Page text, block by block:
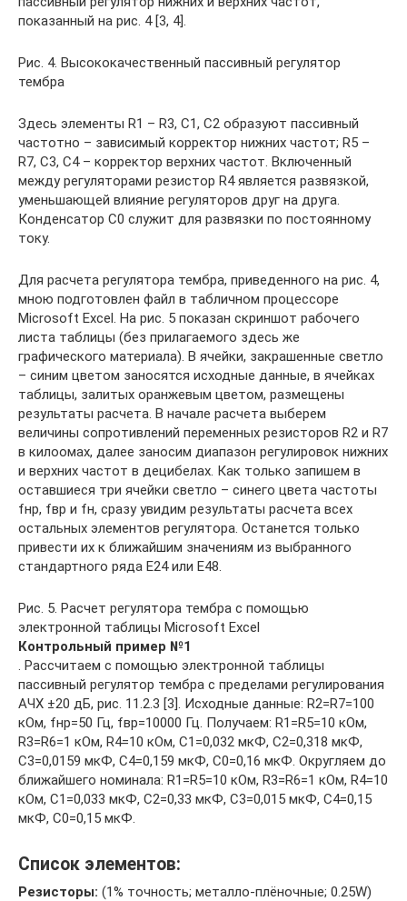
показанный на рис. 4 [3, 4].
Рис. 4. Высококачественный пассивный регулятор
тембра
Здесь элементы R1 – R3, C1, C2 образуют пассивный
частотно – зависимый корректор нижних частот; R5 –
R7, C3, C4 – корректор верхних частот. Включенный
между регуляторами резистор R4 является развязкой,
уменьшающей влияние регуляторов друг на друга.
Конденсатор C0 служит для развязки по постоянному
току.
Для расчета регулятора тембра, приведенного на рис. 4,
мною подготовлен файл в табличном процессоре
Microsoft Excel. На рис. 5 показан скриншот рабочего
листа таблицы (без прилагаемого здесь же
графического материала). В ячейки, закрашенные светло
– синим цветом заносятся исходные данные, в ячейках
таблицы, залитых оранжевым цветом, размещены
результаты расчета. В начале расчета выберем
величины сопротивлений переменных резисторов R2 и R7
в килоомах, далее заносим диапазон регулировок нижних
и верхних частот в децибелах. Как только запишем в
оставшиеся три ячейки светло – синего цвета частоты
fнр, fвр и fн, сразу увидим результаты расчета всех
остальных элементов регулятора. Останется только
привести их к ближайшим значениям из выбранного
стандартного ряда Е24 или Е48.
Рис. 5. Расчет регулятора тембра с помощью
электронной таблицы Microsoft Excel
Контрольный пример №1
. Рассчитаем с помощью электронной таблицы
пассивный регулятор тембра с пределами регулирования
АЧХ ±20 дБ, рис. 11.2.3 [3]. Исходные данные: R2=R7=100
кОм, fнр=50 Гц, fвр=10000 Гц. Получаем: R1=R5=10 кОм,
R3=R6=1 кОм, R4=10 кОм, C1=0,032 мкФ, C2=0,318 мкФ,
C3=0,0159 мкФ, C4=0,159 мкФ, C0=0,16 мкФ. Округляем до
ближайшего номинала: R1=R5=10 кОм, R3=R6=1 кОм, R4=10
кОм, C1=0,033 мкФ, C2=0,33 мкФ, C3=0,015 мкФ, C4=0,15
мкФ, C0=0,15 мкФ.
Список элементов:
Резисторы: (1% точность; металло-плёночные; 0.25W)